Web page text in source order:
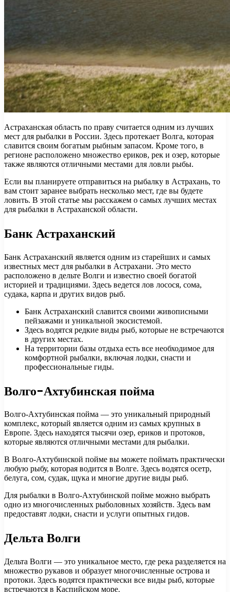
Астраханская область по праву считается одним из лучших
мест для рыбалки в России. Здесь протекает Волга, которая
славится своим богатым рыбным запасом. Кроме того, в
регионе расположено множество ериков, рек и озер, которые
также являются отличными местами для ловли рыбы.
Если вы планируете отправиться на рыбалку в Астрахань, то
вам стоит заранее выбрать несколько мест, где вы будете
ловить. В этой статье мы расскажем о самых лучших местах
для рыбалки в Астраханской области.
Банк Астраханский
Банк Астраханский является одним из старейших и самых
известных мест для рыбалки в Астрахани. Это место
расположено в дельте Волги и известно своей богатой
историей и традициями. Здесь ведется лов лосося, сома,
судака, карпа и других видов рыб.
Банк Астраханский славится своими живописными
пейзажами и уникальной экосистемой.
Здесь водятся редкие виды рыб, которые не встречаются
в других местах.
На территории базы отдыха есть все необходимое для
комфортной рыбалки, включая лодки, снасти и
профессиональные гиды.
Волго-Ахтубинская пойма
Волго-Ахтубинская пойма — это уникальный природный
комплекс, который является одним из самых крупных в
Европе. Здесь находятся тысячи озер, ериков и протоков,
которые являются отличными местами для рыбалки.
В Волго-Ахтубинской пойме вы можете поймать практически
любую рыбу, которая водится в Волге. Здесь водятся осетр,
белуга, сом, судак, щука и многие другие виды рыб.
Для рыбалки в Волго-Ахтубинской пойме можно выбрать
одно из многочисленных рыболовных хозяйств. Здесь вам
предоставят лодки, снасти и услуги опытных гидов.
Дельта Волги
Дельта Волги — это уникальное место, где река разделяется на
множество рукавов и образует многочисленные острова и
протоки. Здесь водятся практически все виды рыб, которые
встречаются в Каспийском море.